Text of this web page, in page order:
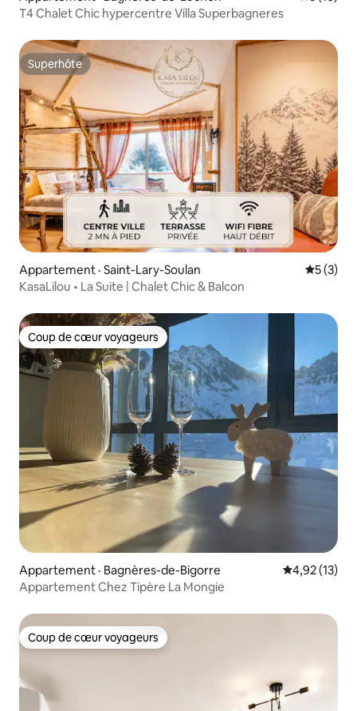
T4 Chalet Chic hypercentre Villa Superbagneres
Superhôte
Superhôte
Appartement · Saint-Lary-Soulan Note
5 (3)
KasaLilou • La Suite | Chalet Chic & Balcon
Coup de cœur voyageurs
Coup de cœur voyageurs
Appartement · Bagnères-de-Bigorre Note
4,92 (13)
Appartement Chez Tipère La Mongie
Coup de cœur voyageurs
Coup de cœur voyageurs